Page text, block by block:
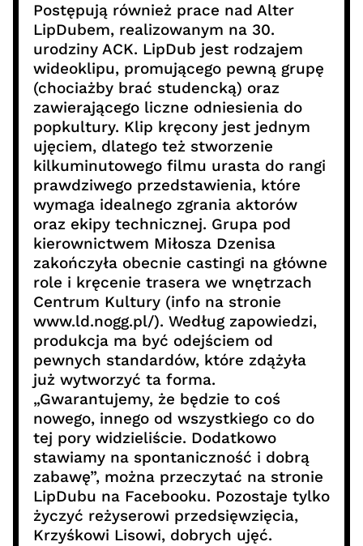
Postępują również prace nad Alter
LipDubem, realizowanym na 30.
urodziny ACK. LipDub jest rodzajem
wideoklipu, promującego pewną grupę
(chociażby brać studencką) oraz
zawierającego liczne odniesienia do
popkultury. Klip kręcony jest jednym
ujęciem, dlatego też stworzenie
kilkuminutowego filmu urasta do rangi
prawdziwego przedstawienia, które
wymaga idealnego zgrania aktorów
oraz ekipy technicznej. Grupa pod
kierownictwem Miłosza Dzenisa
zakończyła obecnie castingi na główne
role i kręcenie trasera we wnętrzach
Centrum Kultury (info na stronie
www.ld.nogg.pl/). Według zapowiedzi,
produkcja ma być odejściem od
pewnych standardów, które zdążyła
już wytworzyć ta forma.
„Gwarantujemy, że będzie to coś
nowego, innego od wszystkiego co do
tej pory widzieliście. Dodatkowo
stawiamy na spontaniczność i dobrą
zabawę”, można przeczytać na stronie
LipDubu na Facebooku. Pozostaje tylko
życzyć reżyserowi przedsięwzięcia,
Krzyśkowi Lisowi, dobrych ujęć.